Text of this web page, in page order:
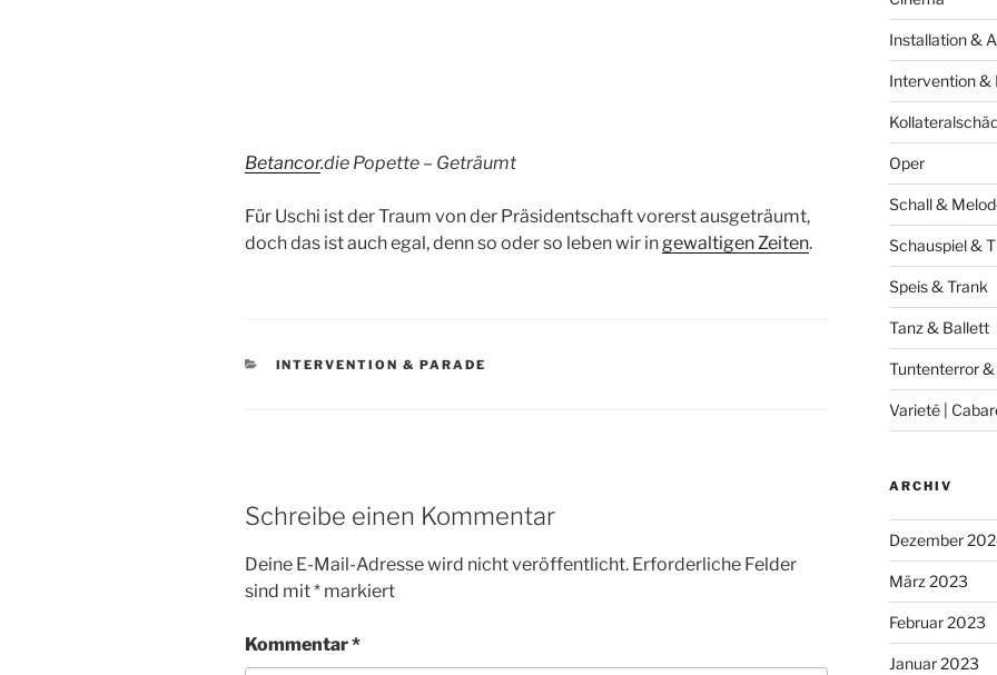
Betancor.die Popette – Geträumt
Für Uschi ist der Traum von der Präsidentschaft vorerst ausgeträumt,
doch das ist auch egal, denn so oder so leben wir ingewaltigen Zeiten.
KATEGORIEN
INTERVENTION & PARADE
Schreibe einen Kommentar
Deine E-Mail-Adresse wird nicht veröffentlicht. Erforderliche Felder
sind mit* markiert
Kommentar*
Installation &
Intervention &
Oper
Schall &
Schauspiel &
Speis & Trank
Tanz & Ballett
Tuntenterror &
Varieté |
ARCHIV
Dezember
März 2023
Februar 2023
Januar 2023